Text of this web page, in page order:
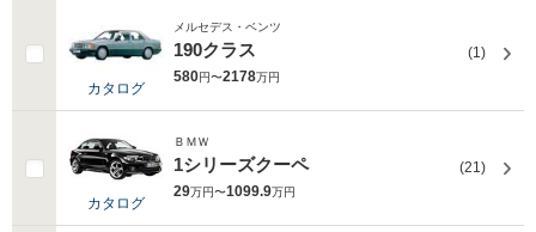
カタログ
メルセデス・ベンツ
190クラス
580円〜2178万円
(1)
カタログ
ＢＭＷ
1シリーズクーペ
29万円〜1099.9万円
(21)